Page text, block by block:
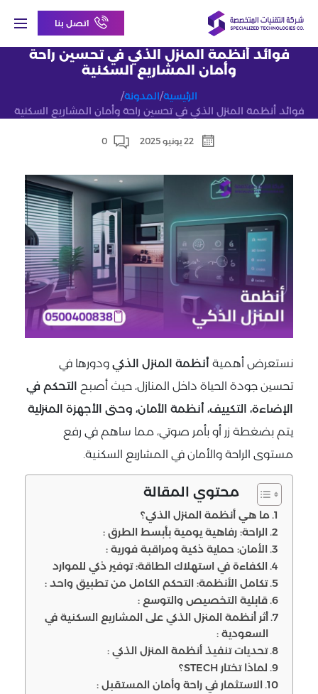
اتصل بنا
فوائد أنظمة المنزل الذكي في تحسين راحة
وأمان المشاريع السكنية
الرئيسية/المدونة/
فوائد أنظمة المنزل الذكي في تحسين راحة وأمان المشاريع السكنية
22 يونيو 2025 0
نستعرض أهمية أنظمة المنزل الذكي ودورها في
تحسين جودة الحياة داخل المنازل، حيث أصبح التحكم في
الإضاءة، التكييف، أنظمة الأمان، وحتى الأجهزة المنزلية
يتم بضغطة زر أو بأمر صوتي، مما ساهم في رفع
مستوى الراحة والأمان في المشاريع السكنية.
محتوي المقالة
ما هي أنظمة المنزل الذكي؟
الراحة: رفاهية يومية بأبسط الطرق :
الأمان: حماية ذكية ومراقبة فورية :
الكفاءة في استهلاك الطاقة: توفير ذكي للموارد
تكامل الأنظمة: التحكم الكامل من تطبيق واحد :
قابلية التخصيص والتوسع :
أثر أنظمة المنزل الذكي على المشاريع السكنية في
السعودية :
تحديات تنفيذ أنظمة المنزل الذكي :
لماذا تختار STECH؟
الاستثمار في راحة وأمان المستقبل :